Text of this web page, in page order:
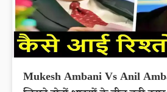
Mukesh Ambani Vs Anil